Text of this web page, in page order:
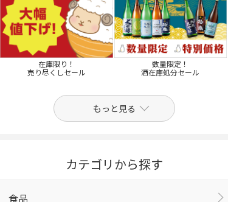
在庫限り！
売り尽くしセール
数量限定！
酒在庫処分セール
もっと見る
カテゴリから探す
食品